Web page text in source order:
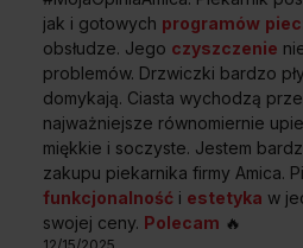
jak i gotowych programów
obsłudze. Jego czyszczenie
problemów. Drzwiczki bardzo
domykają. Ciasta wychodzą
najważniejsze równomiernie
miękkie i soczyste. Jestem
zakupu piekarnika firmy Amica.
funkcjonalność i estetyka w
swojej ceny. Polecam 🔥